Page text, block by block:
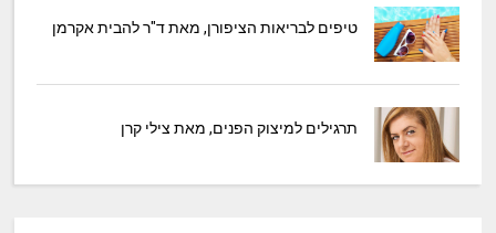
טיפים לבריאות הציפורן, מאת ד"ר להבית אקרמן
תרגילים למיצוק הפנים, מאת צילי קרן